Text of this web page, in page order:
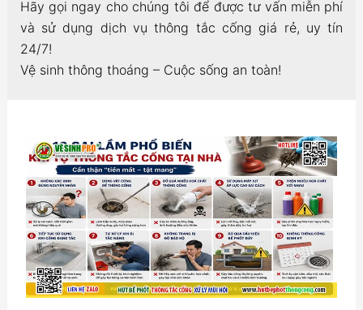
Hãy gọi ngay cho chúng tôi để được tư vấn miễn phí
và sử dụng dịch vụ thông tắc cống giá rẻ, uy tín
24/7!
Vệ sinh thông thoáng – Cuộc sống an toàn!